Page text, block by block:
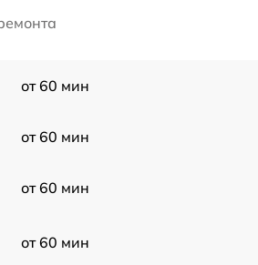
от 60 мин
от 60 мин
от 60 мин
от 60 мин